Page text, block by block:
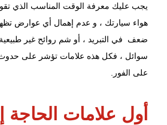
يجب عليك معرفة الوقت المناسب الذي
هواء سيارتك ، و عدم إهمال أي عوارض
ضعف في التبريد ، أو شم روائح غير
سوائل ، فكل هذه علامات تؤشر على حدوث
على الفور.
أول علامات